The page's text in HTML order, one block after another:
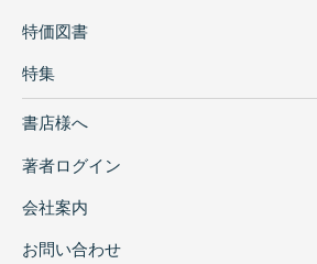
特価図書
特集
書店様へ
著者ログイン
会社案内
お問い合わせ